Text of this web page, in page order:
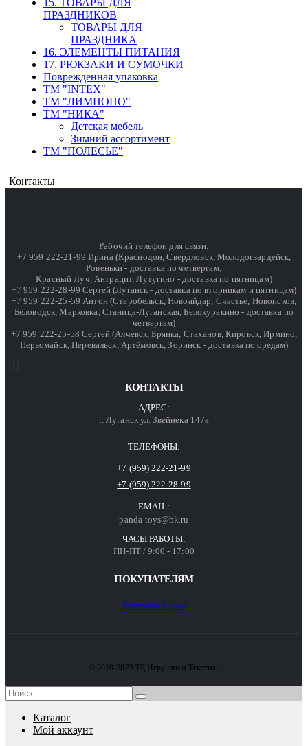
ПРАЗДНИКОВ
ТОВАРЫ ДЛЯ
ПРАЗДНИКА
16. ЭЛЕМЕНТЫ ПИТАНИЯ
17. РЮКЗАКИ И СУМОЧКИ
Поврежденная упаковка
ТМ "INTEX"
ТМ "ЛИМПОПО"
ТМ "НИКА"
Детская мебель
Зимний ассортимент
ТМ "ПОЛЕСЬЕ"
Контакты
Рабочий телефон для связи:
+7 959 222-21-99 Ирина (Краснодон, Свердловск, Молодогвардейск,
Ровеньки - доставка по четвергам;
Красный Луч, Антрацит, Лутугино - доставка по пятницам)
+7 959 222-28-99 Сергей (Луганск - доставка по вторникам и пятницам)
+7 959 222-25-59 Антон (Старобельск, Новоайдар, Счастье, Новопсков,
Беловодск, Марковка, Станица-Луганская, Белокуракино - доставка по
четвергам)
+7 959 222-25-58 Сергей (Алчевск, Брянка, Стаханов, Кировск, Ирмино,
Первомайск, Перевальск, Артёмовск, Зоринск - доставка по средам)
КОНТАКТЫ
АДРЕС:
г. Луганск ул. Звейнека 147а
ТЕЛЕФОНЫ:
+7 (959) 222-21-99
+7 (959) 222-28-99
EMAIL:
panda-toys@bk.ru
ЧАСЫ РАБОТЫ:
ПН-ПТ / 9:00 - 17:00
ПОКУПАТЕЛЯМ
КонтактыАкции
© 2010-2023 ТД Игрушки и Текстиль
Каталог
Мой аккаунт